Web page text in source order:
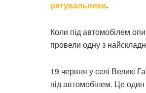
рятувальники.
Коли під автомобілем
провели одну з
19 червня у селі Великі
під автомобілем. Це один